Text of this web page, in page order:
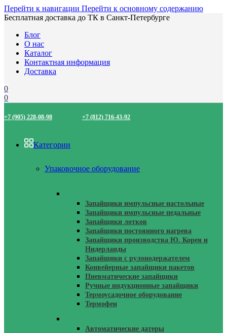
Перейти к навигации Перейти к основному содержанию
Бесплатная доставка до ТК в Санкт-Петербурге
Блог
О нас
Каталог
Контактная информация
Доставка
0
0
+7 (905) 228-08-98 +7 (812) 716-43-92
Категории
Упаковочное оборудование
Запайщики импульсные настольные
Запайщики импульсные педальные
Запайщики лотков
Запайщики постоянного нагрева
Запайщики производства Ю. Корея и
Нидерланды
Запайщики с рулонодержателем
Конвейерные запайщики пакетов
Пневматические запайщики
Ручные индукционные запайщики
Термоусадочное оборудование
Термофен
Автоматические датеры